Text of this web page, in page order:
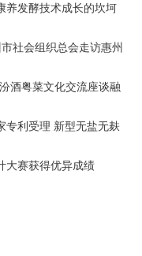
养发酵技术成长的坎坷
社会组织总会走访惠州
酒粤菜文化交流座谈融
专利受理 新型无盐无麸
大赛获得优异成绩